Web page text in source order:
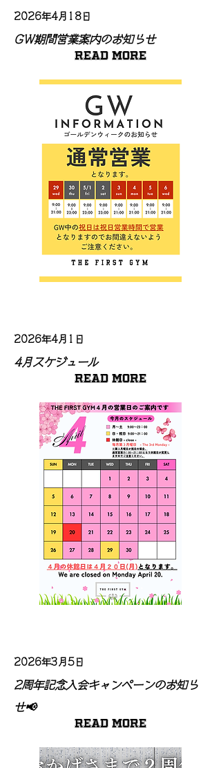
2026年4月18日
GW期間営業案内のお知らせ
Read More
2026年4月1日
4月スケジュール
Read More
2026年3月5日
2周年記念入会キャンペーンのお知ら
せ📢
Read More